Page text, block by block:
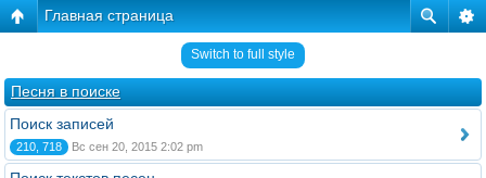
Главная страница
Switch to full style
Песня в поиске
Поиск записей
210, 718 Вс сен 20, 2015 2:02 pm